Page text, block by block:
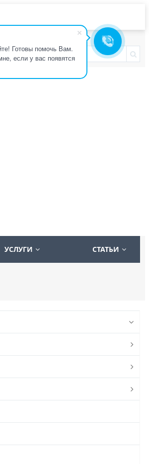
Готовы помочь Вам.
если у вас появятся
УСЛУГИ СТАТЬИ